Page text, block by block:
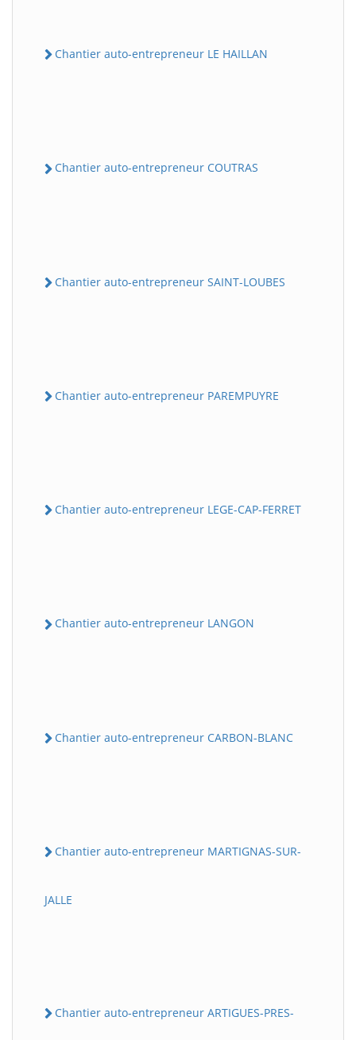
Chantier auto-entrepreneur LE HAILLAN
Chantier auto-entrepreneur COUTRAS
Chantier auto-entrepreneur SAINT-LOUBES
Chantier auto-entrepreneur PAREMPUYRE
Chantier auto-entrepreneur LEGE-CAP-FERRET
Chantier auto-entrepreneur LANGON
Chantier auto-entrepreneur CARBON-BLANC
Chantier auto-entrepreneur MARTIGNAS-SUR-
JALLE
Chantier auto-entrepreneur ARTIGUES-PRES-